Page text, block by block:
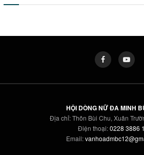
HỘI DÒNG NỮ ĐA MINH
Địa chỉ: Thôn Bùi Chu, Xuân
Điện thoại:0228 3886
Email: